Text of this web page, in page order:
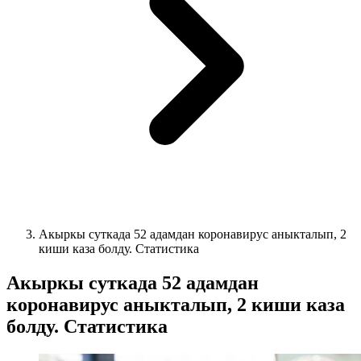
Акыркы суткада 52 адамдан коронавирус аныкталып, 2
киши каза болду. Статистика
Акыркы суткада 52 адамдан
коронавирус аныкталып, 2 киши каза
болду. Статистика